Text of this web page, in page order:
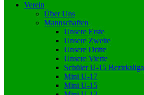
Verein
Über Uns
Mannschaften
Unsere Erste
Unsere Zweite
Unsere Dritte
Unsere Vierte
Schüler U-15 Bezirksliga
Mini U-17
Mini U-15